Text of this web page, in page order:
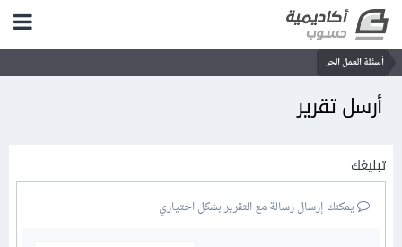
أسئلة العمل الحر
أرسل تقرير
تبليغك
يمكنك إرسال رسالة مع التقرير بشكل اختياري